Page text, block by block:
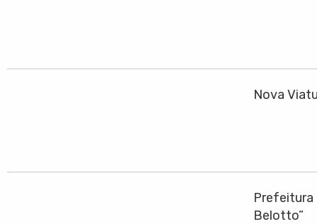
Nova
Prefeitura
Belotto”